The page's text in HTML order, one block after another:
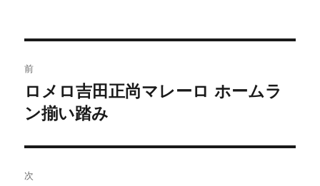
稿
ナ
ビ
ゲ
前
前
の
稿:
ロメロ吉田正尚マレーロ ホームラ
ン揃い踏み
次